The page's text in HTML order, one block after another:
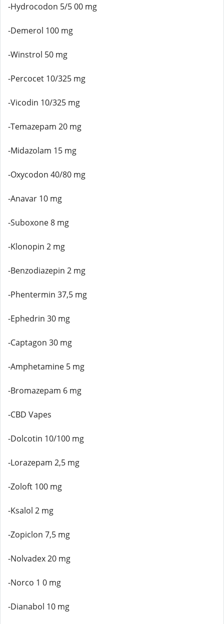
-Hydrocodon 5/5 00 mg
-Demerol 100 mg
-Winstrol 50 mg
-Percocet 10/325 mg
-Vicodin 10/325 mg
-Temazepam 20 mg
-Midazolam 15 mg
-Oxycodon 40/80 mg
-Anavar 10 mg
-Suboxone 8 mg
-Klonopin 2 mg
-Benzodiazepin 2 mg
-Phentermin 37,5 mg
-Ephedrin 30 mg
-Captagon 30 mg
-Amphetamine 5 mg
-Bromazepam 6 mg
-CBD Vapes
-Dolcotin 10/100 mg
-Lorazepam 2,5 mg
-Zoloft 100 mg
-Ksalol 2 mg
-Zopiclon 7,5 mg
-Nolvadex 20 mg
-Norco 1 0 mg
-Dianabol 10 mg